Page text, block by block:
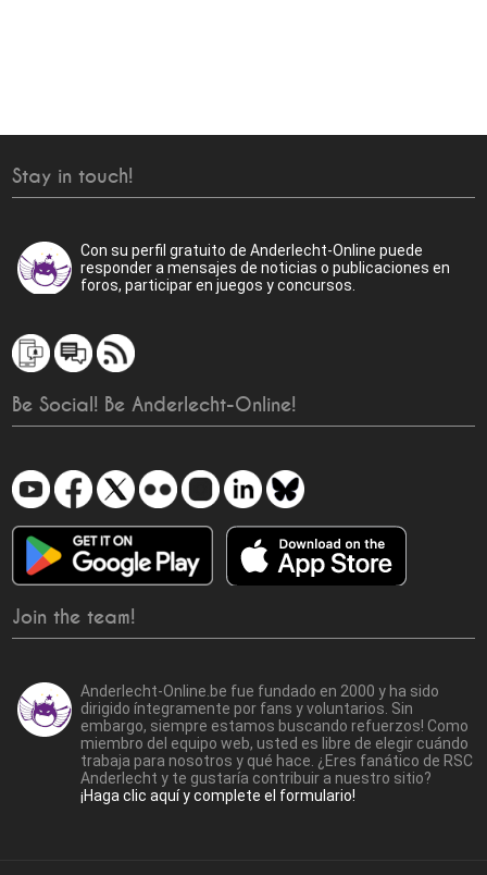
Stay in touch!
Con su perfil gratuito de Anderlecht-Online puede
responder a mensajes de noticias o publicaciones en
foros, participar en juegos y concursos.
Be Social! Be Anderlecht-Online!
Join the team!
Anderlecht-Online.be fue fundado en 2000 y ha sido
dirigido íntegramente por fans y voluntarios. Sin
embargo, siempre estamos buscando refuerzos! Como
miembro del equipo web, usted es libre de elegir cuándo
trabaja para nosotros y qué hace. ¿Eres fanático de RSC
Anderlecht y te gustaría contribuir a nuestro sitio?
¡Haga clic aquí y complete el formulario!